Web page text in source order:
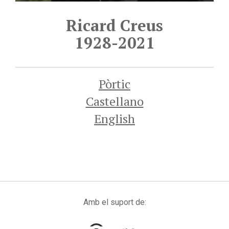
Ricard Creus
1928-2021
Pòrtic
Castellano
English
Amb el suport de: